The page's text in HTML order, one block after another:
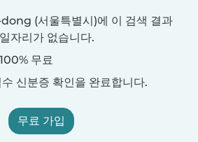
(서울특별시)에 이 검색 결과
자리가 없습니다.
무료
신분증 확인을 완료합니다.
무료 가입